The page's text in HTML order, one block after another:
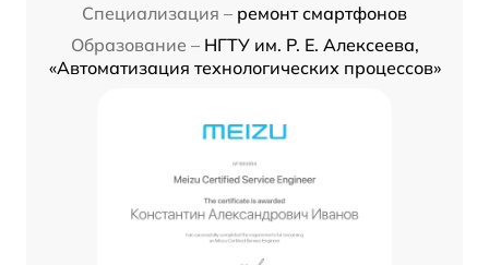
Специализация – ремонт смартфонов
Образование – НГТУ им. Р. Е. Алексеева,
«Автоматизация технологических процессов»